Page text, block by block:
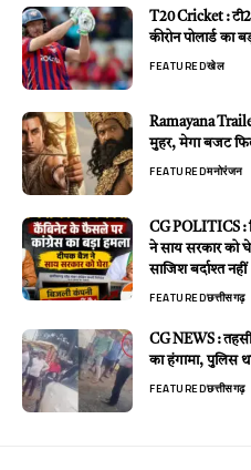
T20 Cricket :
कीरोन पोलार्ड का
FEATUREDखेल
Ramayana
मुहर, मेगा बजट
FEATUREDमनोरंजन
CG POLITICS :
ने साय सरकार को
साजिश बर्दाश्त नहीं
FEATUREDछत्तीसगढ़
CG NEWS :
का हंगामा, पुलिस
FEATUREDछत्तीसगढ़